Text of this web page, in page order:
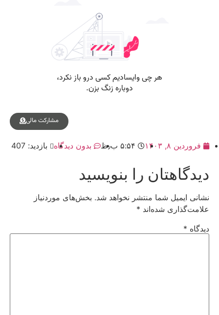
مشارکت مالی
فروردین ۸, ۱۴۰۳ ۵:۵۴ ب٫ظ بدون دیدگاه بازدید: 407
دیدگاهتان را بنویسید
نشانی ایمیل شما منتشر نخواهد شد. بخش‌های موردنیاز
علامت‌گذاری شده‌اند *
دیدگاه *